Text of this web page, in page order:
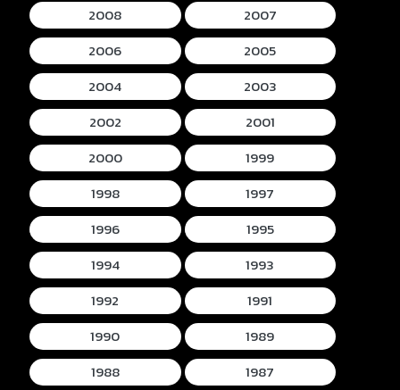
2008
2007
2006
2005
2004
2003
2002
2001
2000
1999
1998
1997
1996
1995
1994
1993
1992
1991
1990
1989
1988
1987